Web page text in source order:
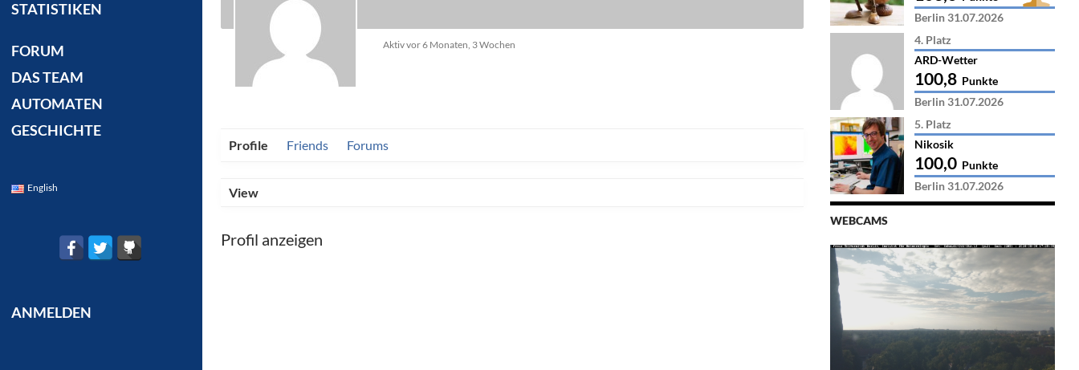
Aktiv vor 6 Monaten, 3 Wochen
Profile Friends Forums
View
Profil anzeigen
Berlin 31.07.2026
4. Platz
ARD-Wetter
100,8 Punkte
Berlin 31.07.2026
5. Platz
Nikosik
100,0 Punkte
Berlin 31.07.2026
WEBCAMS
STATISTIKEN
FORUM
DAS TEAM
AUTOMATEN
GESCHICHTE
English
ANMELDEN